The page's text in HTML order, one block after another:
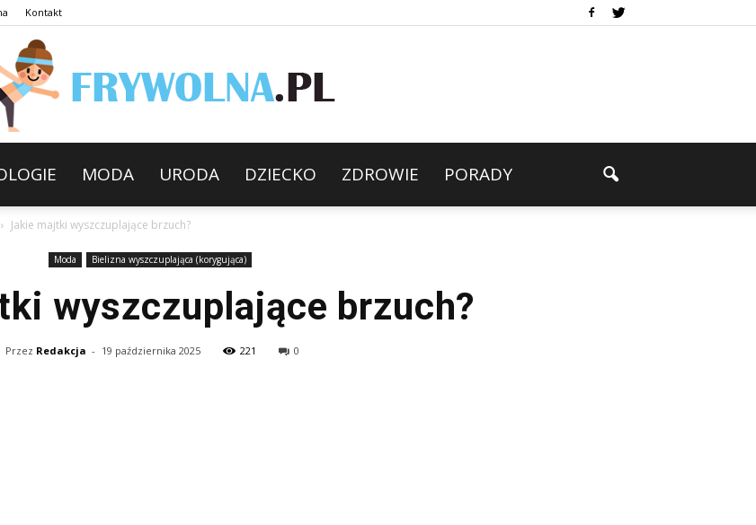
Kontakt
MODA URODA DZIECKO ZDROWIE PORADY
Jakie majtki wyszczuplające brzuch?
Moda Bielizna wyszczuplająca (korygująca)
wyszczuplające brzuch?
Przez Redakcja - 19 października 2025 221 0